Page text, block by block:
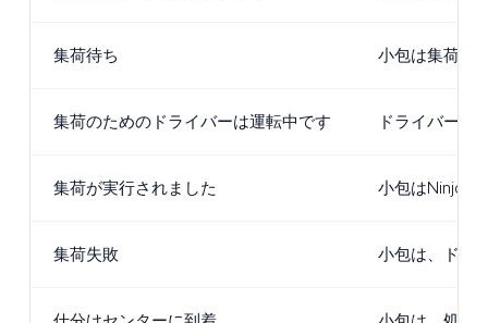
集荷待ち 小包は集荷ポ
集荷のためのドライバーは運転中です ドライバーは
集荷が実行されました 小包はNinja
集荷失敗 小包は、ドラ